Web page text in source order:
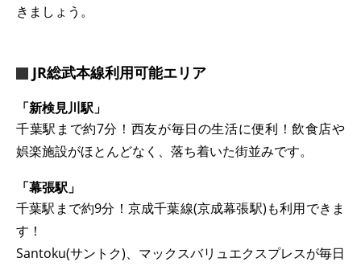
きましょう。
JR総武本線利用可能エリア
「新検見川駅」
千葉駅まで約7分！西友が毎日の生活に便利！飲食店や
娯楽施設がほとんどなく、落ち着いた街並みです。
「幕張駅」
千葉駅まで約9分！京成千葉線(京成幕張駅)も利用できま
す！
Santoku(サントク)、マックスバリュエクスプレスが毎日